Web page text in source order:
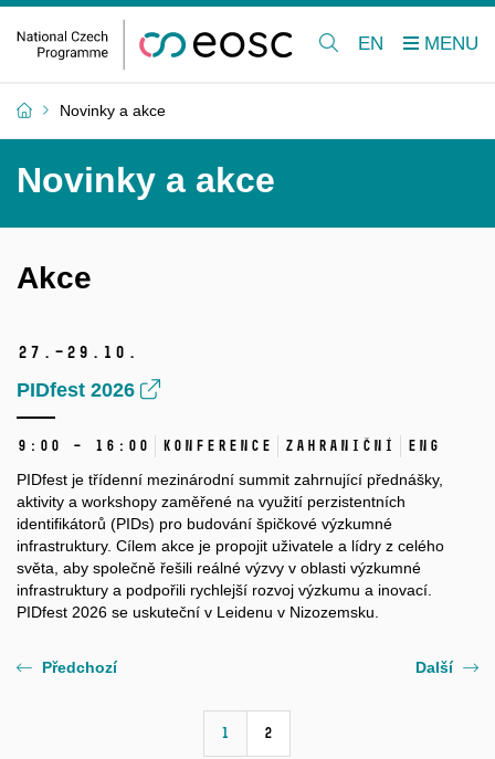
EN
Novinky a akce
Novinky a akce
Akce
27.–29. 10.
PIDfest 2026
9:00 – 16:00 Konference Zahraniční ENG
PIDfest je třídenní mezinárodní summit zahrnující přednášky,
aktivity a workshopy zaměřené na využití perzistentních
identifikátorů (PIDs) pro budování špičkové výzkumné
infrastruktury. Cílem akce je propojit uživatele a lídry z celého
světa, aby společně řešili reálné výzvy v oblasti výzkumné
infrastruktury a podpořili rychlejší rozvoj výzkumu a inovací.
PIDfest 2026 se uskuteční v Leidenu v Nizozemsku.
Předchozí
1 2
Další